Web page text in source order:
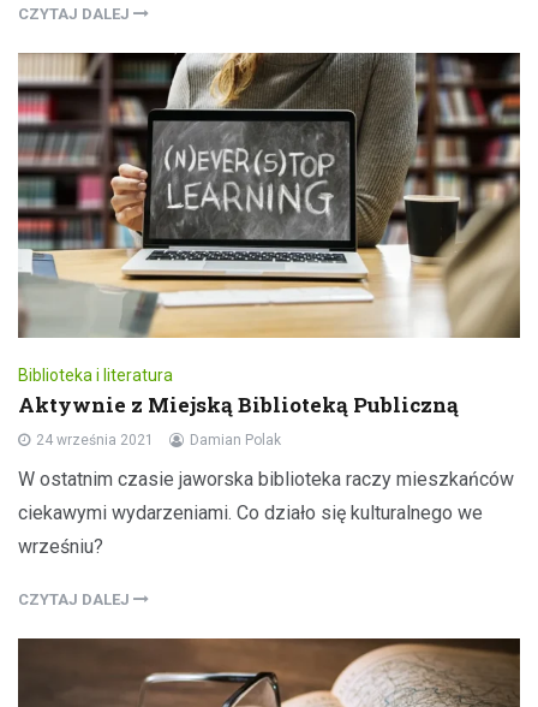
CZYTAJ DALEJ
Biblioteka i literatura
Aktywnie z Miejską Biblioteką Publiczną
24 września 2021 Damian Polak
W ostatnim czasie jaworska biblioteka raczy mieszkańców
ciekawymi wydarzeniami. Co działo się kulturalnego we
wrześniu?
CZYTAJ DALEJ